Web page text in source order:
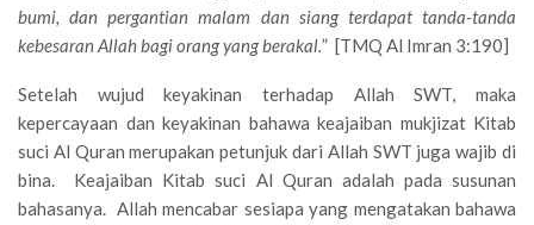
bumi, dan pergantian malam dan siang terdapat tanda-tanda
kebesaran Allah bagi orang yang berakal.” [TMQ Al Imran 3:190]
Setelah wujud keyakinan terhadap Allah SWT, maka
kepercayaan dan keyakinan bahawa keajaiban mukjizat Kitab
suci Al Quran merupakan petunjuk dari Allah SWT juga wajib di
bina. Keajaiban Kitab suci Al Quran adalah pada susunan
bahasanya. Allah mencabar sesiapa yang mengatakan bahawa